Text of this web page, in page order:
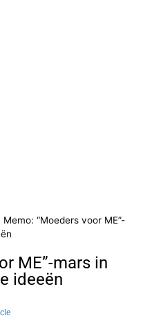
Memo: “Moeders voor ME”-
ME”-mars in
ideeën